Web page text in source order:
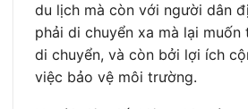
du lịch mà còn với người dân
phải di chuyển xa mà lại
di chuyển, và còn bởi lợi ích
việc bảo vệ môi trường.